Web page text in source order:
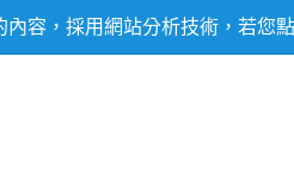
容，採用網站分析技術，若您